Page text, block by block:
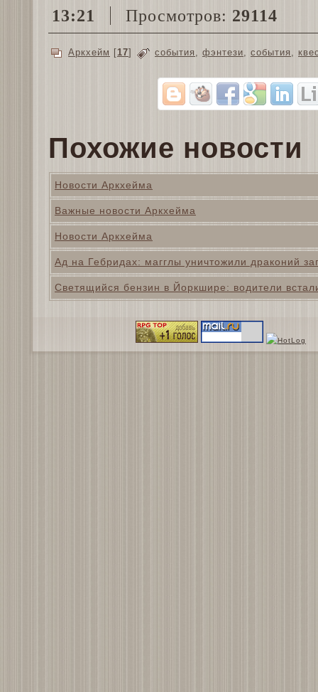
13:21
Просмотров: 29114
Аркхейм [17] события , фэнтези, события ,
Похожие новости
Новости Аркхейма
Важные новости Аркхейма
Новости Аркхейма
Ад на Гебридах: магглы уничтожили драконий
Светящийся бензин в Йоркшире: водители